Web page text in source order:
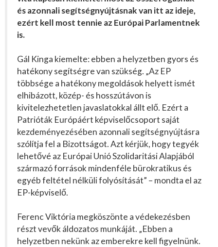
és azonnali segítségnyújtásnak van itt az ideje,
ezért kell most tennie az Európai Parlamentnek
is.
Gál Kinga kiemelte: ebben a helyzetben gyors és
hatékony segítségre van szükség. „Az EP
többsége a hatékony megoldások helyett ismét
elhibázott, közép- és hosszútávon is
kivitelezhetetlen javaslatokkal állt elő. Ezért a
Patrióták Európáért képviselőcsoport saját
kezdeményezésében azonnali segítségnyújtásra
szólítja fel a Bizottságot. Azt kérjük, hogy tegyék
lehetővé az Európai Unió Szolidaritási Alapjából
származó források mindenféle bürokratikus és
egyéb feltétel nélküli folyósítását” – mondta el az
EP-képviselő.
Ferenc Viktória megköszönte a védekezésben
részt vevők áldozatos munkáját. „Ebben a
helyzetben nekünk az emberekre kell figyelnünk.